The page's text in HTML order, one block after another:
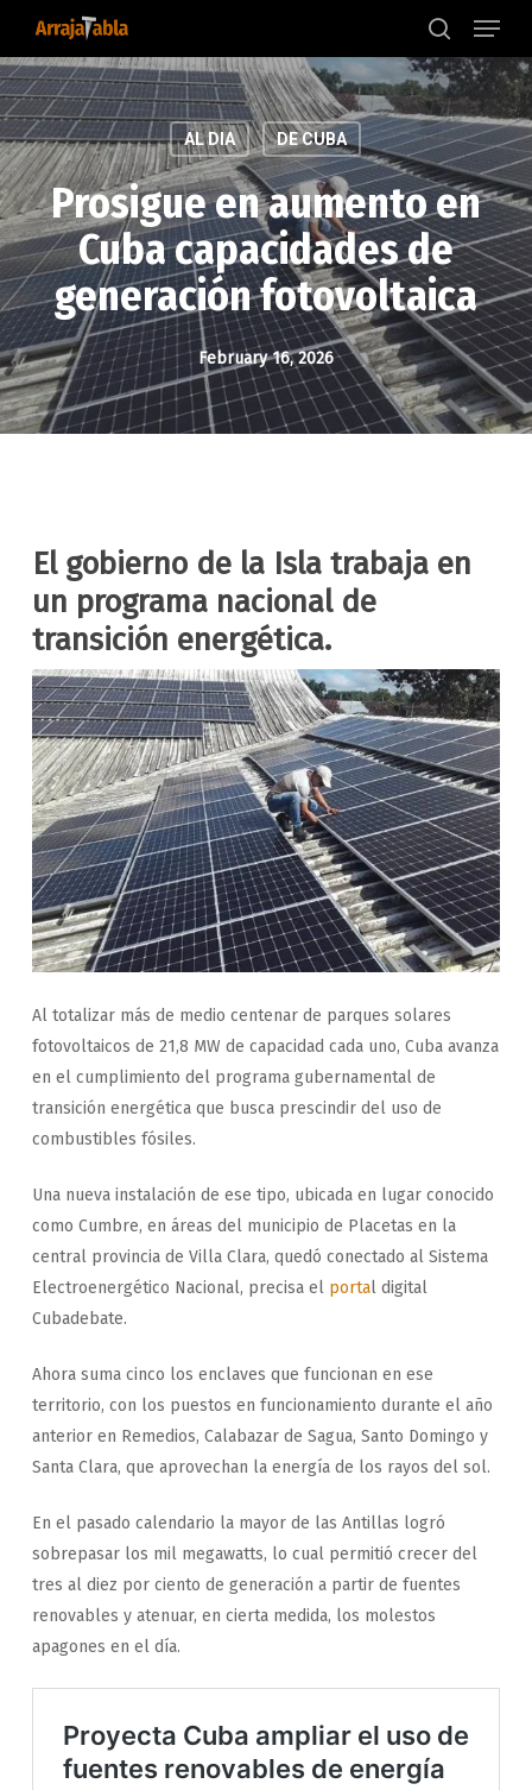
main
content
search
Menu
AL DIA DE CUBA
Prosigue en aumento en
Cuba capacidades de
generación fotovoltaica
February 16, 2026
El gobierno de la Isla trabaja en
un programa nacional de
transición energética.
Al totalizar más de medio centenar de parques solares
fotovoltaicos de 21,8 MW de capacidad cada uno, Cuba avanza
en el cumplimiento del programa gubernamental de
transición energética que busca prescindir del uso de
combustibles fósiles.
Una nueva instalación de ese tipo, ubicada en lugar conocido
como Cumbre, en áreas del municipio de Placetas en la
central provincia de Villa Clara, quedó conectado al Sistema
Electroenergético Nacional, precisa elportal digital
Cubadebate.
Ahora suma cinco los enclaves que funcionan en ese
territorio, con los puestos en funcionamiento durante el año
anterior en Remedios, Calabazar de Sagua, Santo Domingo y
Santa Clara, que aprovechan la energía de los rayos del sol.
En el pasado calendario la mayor de las Antillas logró
sobrepasar los mil megawatts, lo cual permitió crecer del
tres al diez por ciento de generación a partir de fuentes
renovables y atenuar, en cierta medida, los molestos
apagones en el día.